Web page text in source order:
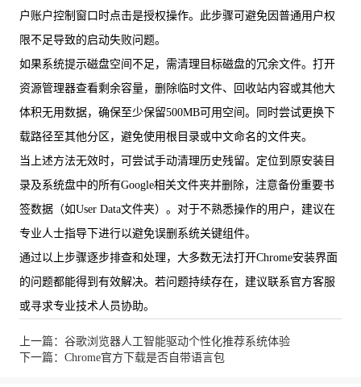
户账户控制窗口时点击是授权操作。此步骤可避免因普通用户权
限不足导致的启动失败问题。
如果系统提示磁盘空间不足，需清理目标磁盘的冗余文件。打开
资源管理器查看剩余容量，删除临时文件、回收站内容或其他大
体积无用数据，确保至少保留500MB可用空间。同时尝试更换下
载路径至其他分区，避免使用根目录或中文命名的文件夹。
当上述方法无效时，可尝试手动清理历史残留。定位到原安装目
录及系统盘中的所有Google相关文件夹并删除，注意备份重要书
签数据（如User Data文件夹）。对于不熟悉操作的用户，建议在
专业人士指导下进行以避免误删系统关键组件。
通过以上步骤逐步排查和处理，大多数无法打开Chrome安装界面
的问题都能得到有效解决。若问题持续存在，建议联系官方客服
或寻求专业技术人员协助。
上一篇：谷歌浏览器人工智能驱动个性化推荐系统体验
下一篇：Chrome官方下载是否自带语言包